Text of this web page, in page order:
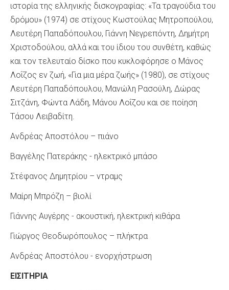
ιστορία της ελληνικής δισκογραφίας: «Τα τραγούδια του
δρόμου» (1974) σε στίχους Κωστούλας Μητροπούλου,
Λευτέρη Παπαδόπουλου, Γιάννη Νεγρεπόντη, Δημήτρη
Χριστοδούλου, αλλά και του ίδιου του συνθέτη, καθώς
και τον τελευταίο δίσκο που κυκλοφόρησε ο Μάνος
Λοΐζος εν ζωή, «Για μια μέρα ζωής» (1980), σε στίχους
Λευτέρη Παπαδόπουλου, Μανώλη Ρασούλη, Δώρας
Σιτζάνη, Φώντα Λάδη, Μάνου Λοΐζου και σε ποίηση
Τάσου Λειβαδίτη.
Ανδρέας Αποστόλου – πιάνο
Βαγγέλης Πατεράκης - ηλεκτρικό μπάσο
Στέφανος Δημητρίου – ντραμς
Μαίρη Μπρόζη – βιολί
Γιάννης Αυγέρης - ακουστική, ηλεκτρική κιθάρα
Γιώργος Θεοδωρόπουλος – πλήκτρα
Ανδρέας Αποστόλου - ενορχήστρωση
ΕΙΣΙΤΗΡΙΑ